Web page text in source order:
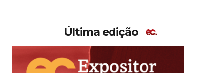
Última edição